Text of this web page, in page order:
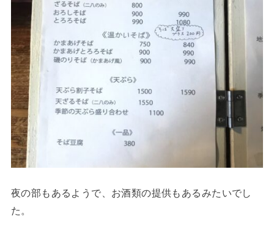
夜の部もあるようで、お酒類の提供もあるみたいでし
た。